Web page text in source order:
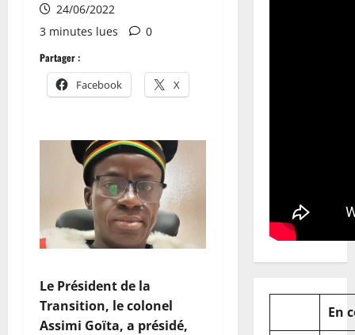
24/06/2022
3 minutes lues
0
Partager :
Facebook X
Le Président de la
Transition, le colonel
Assimi Goïta, a présidé,
En